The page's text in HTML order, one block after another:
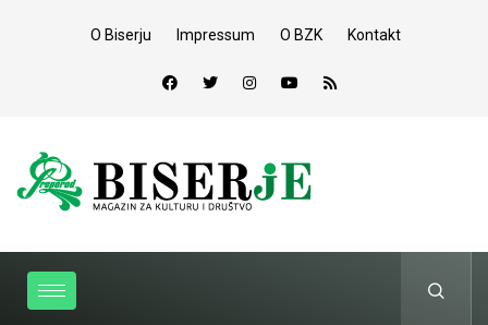
O Biserju Impressum O BZK Kontakt